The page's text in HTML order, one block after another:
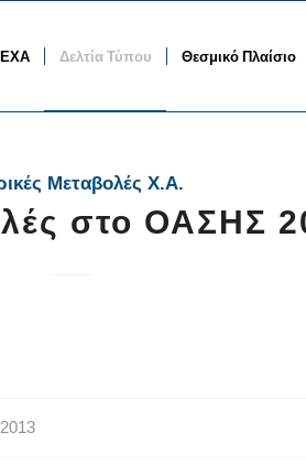
Δελτία Τύπου Θεσμικό Πλαίσιο
Μεταβολές Χ.Α.
στο ΟΑΣΗΣ